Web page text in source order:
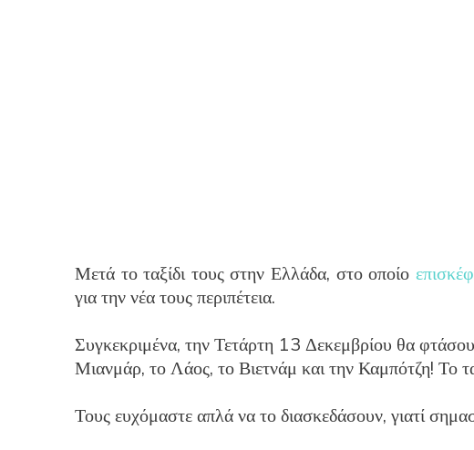
Μετά το ταξίδι τους στην Ελλάδα, στο οποίο
για την νέα τους περιπέτεια.
Συγκεκριμένα, την Τετάρτη 13 Δεκεμβρίου θα
Μιανμάρ, το Λάος, το Βιετνάμ και την Καμπότζη! Το
Τους ευχόμαστε απλά να το διασκεδάσουν, γιατί